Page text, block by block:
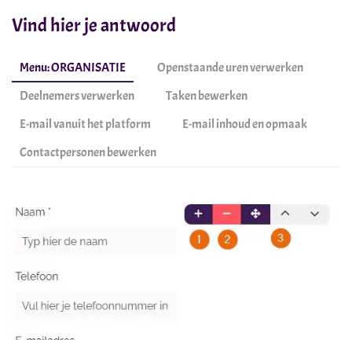
Vind hier je antwoord
Menu: ORGANISATIE
Openstaande uren verwerken
Deelnemers verwerken
Taken bewerken
E-mail vanuit het platform
E-mail inhoud en opmaak
Contactpersonen bewerken